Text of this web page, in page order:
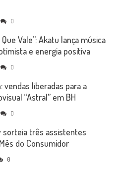
0
Vale”: Akatu lança música
e energia positiva
0
vendas liberadas para a
“Astral” em BH
0
sorteia três assistentes
do Consumidor
0